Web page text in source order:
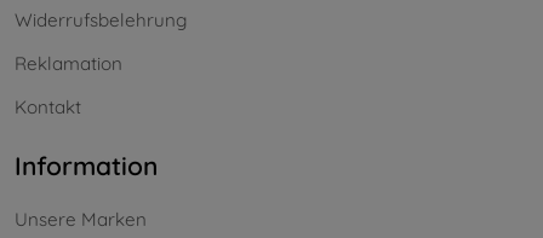
Widerrufsbelehrung
Reklamation
Kontakt
Information
Unsere Marken